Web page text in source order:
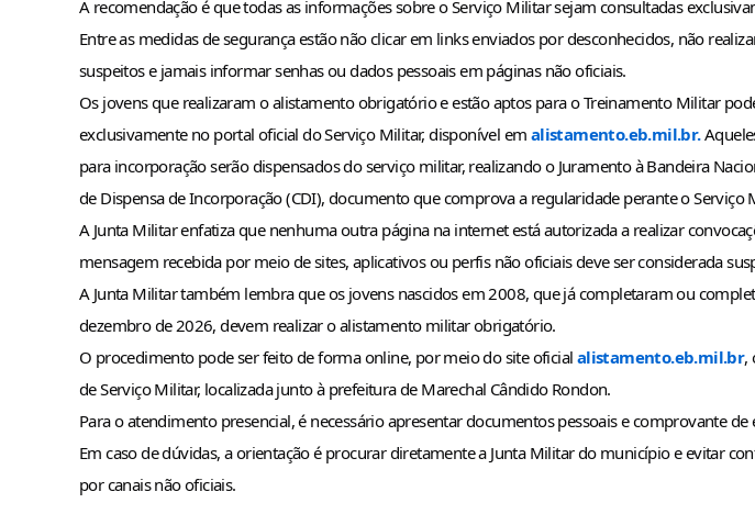
A recomendação é que todas as informações sobre o Serviço Militar sejam consultadas
Entre as medidas de segurança estão não clicar em links enviados por desconhecidos, não
suspeitos e jamais informar senhas ou dados pessoais em páginas não oficiais.
Os jovens que realizaram o alistamento obrigatório e estão aptos para o Treinamento Militar
exclusivamente no portal oficial do Serviço Militar, disponível em alistamento.eb.mil.br.
para incorporação serão dispensados do serviço militar, realizando o Juramento à Bandeira
de Dispensa de Incorporação (CDI), documento que comprova a regularidade perante o Serviço
A Junta Militar enfatiza que nenhuma outra página na internet está autorizada a realizar
mensagem recebida por meio de sites, aplicativos ou perfis não oficiais deve ser considerada
A Junta Militar também lembra que os jovens nascidos em 2008, que já completaram ou
dezembro de 2026, devem realizar o alistamento militar obrigatório.
O procedimento pode ser feito de forma online, por meio do site oficial alistamento.eb.mil.br,
de Serviço Militar, localizada junto à prefeitura de Marechal Cândido Rondon.
Para o atendimento presencial, é necessário apresentar documentos pessoais e comprovante de
Em caso de dúvidas, a orientação é procurar diretamente a Junta Militar do município e evitar
por canais não oficiais.